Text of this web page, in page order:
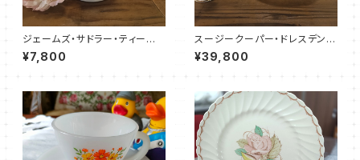
ジェームズ・サドラー・ティーポッ
ト／ディケンズ（JS0009）
¥7,800
スージークーパー・ドレスデンス
プレイ・ティーポット（ピンク）SC
DR0096
¥39,800